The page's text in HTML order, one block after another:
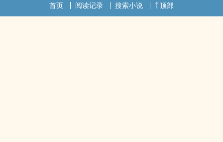
首页 阅读记录 搜索小说 顶部